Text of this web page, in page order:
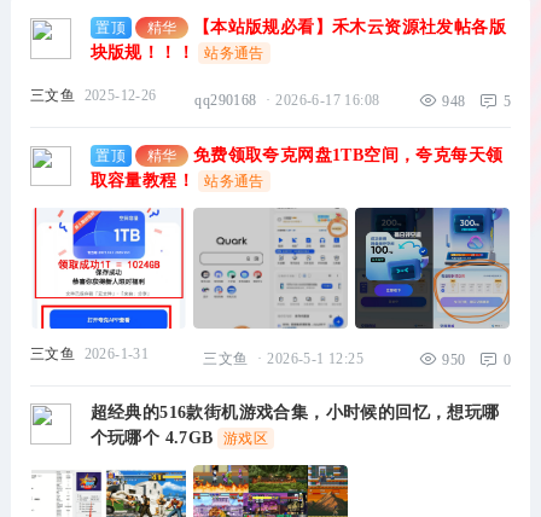
置顶 精华
【本站版规必看】禾木云资源社发帖各版
块版规！！！
站务通告
三文鱼 2025-12-26 qq290168 · 2026-6-17 16:08 948 5
置顶 精华
免费领取夸克网盘1TB空间，夸克每天领
取容量教程！
站务通告
三文鱼 2026-1-31 三文鱼 · 2026-5-1 12:25 950 0
超经典的516款街机游戏合集，小时候的回忆，想玩哪
个玩哪个 4.7GB
游戏区